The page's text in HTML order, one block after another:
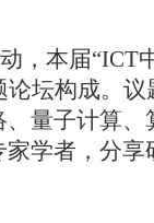
本届“ICT
坛构成。
量子计算
学者，分享